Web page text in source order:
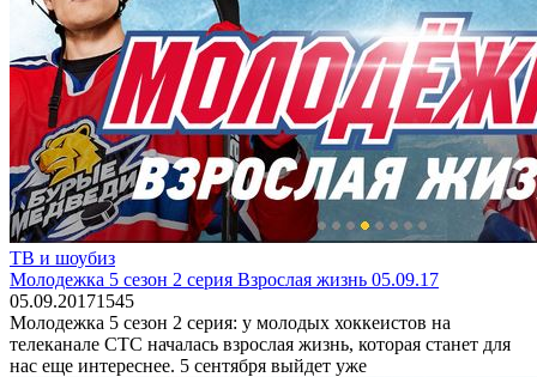
ТВ и шоубиз
Молодежка 5 сезон 2 серия Взрослая жизнь 05.09.17
05.09.20171 545
Молодежка 5 сезон 2 серия: у молодых хоккеистов на
телеканале СТС началась взрослая жизнь, которая станет для
нас еще интереснее. 5 сентября выйдет уже